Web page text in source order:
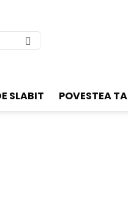
SLABIT POVESTEA TA